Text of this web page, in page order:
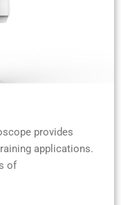
provides
applications.
of